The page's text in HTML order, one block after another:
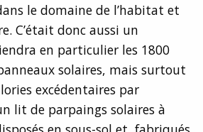
le domaine de l’habitat et
C’était donc aussi un
en particulier les 1800
solaires, mais surtout
excédentaires par
lit de parpaings solaires à